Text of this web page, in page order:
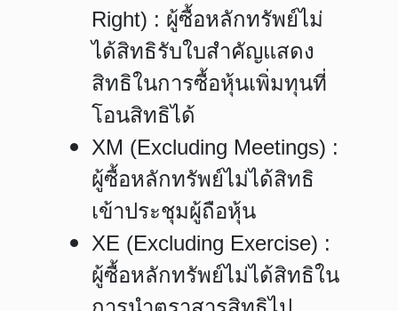
Right) : ผู้ซื้อหลักทรัพย์ไม่
ได้สิทธิรับใบสำคัญแสดง
สิทธิในการซื้อหุ้นเพิ่มทุนที่
โอนสิทธิได้
XM (Excluding Meetings) :
ผู้ซื้อหลักทรัพย์ไม่ได้สิทธิ
เข้าประชุมผู้ถือหุ้น
XE (Excluding Exercise) :
ผู้ซื้อหลักทรัพย์ไม่ได้สิทธิใน